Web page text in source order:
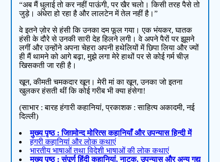
“अब मैं धुलाई तो कर नहीं पाऊंगी, पर खैर चलो। किसी तरह पैसे तो
जुड़े। अंधेरा हो रहा है और लालटेन में तेल नहीं है।”
वे इतने ज़ोर से हंसी कि उनका दम फूल गया। एक भंयकर, घातक
हंसी के दौरे से उनकी सारी देह हिलने लगी। वे अपने पैरों पर झूमने
लगीं और उन्होंने अपना चेहरा अपनी हथेलियों में छिपा लिया और ज्यों
ही मैं थामने को आगे बढ़ा, मुझे लगा मेरे हाथों पर से कोई गर्म चीज़
खिसकती जा रही है।
खून, कीमती चमकदार खून। मेरी मां का खून, उनका जो इतना
खुलकर हंसती थीं कि कोई गरीब भी क्या हंसेगा!
(साभार : बारह हंगारी कहानियां, प्रकाशक : साहित्य अकादमी, नई
दिल्ली)
मुख्य पृष्ठ : जिग़मोन्द मोरित्स कहानियाँ और उपन्यास हिन्दी में
हंगरी कहानियां और लोक कथाएं
भारतीय भाषाओं तथा विदेशी भाषाओं की लोक कथाएं
मुख्य पृष्ठ : संपूर्ण हिंदी कहानियां, नाटक, उपन्यास और अन्य गद्य